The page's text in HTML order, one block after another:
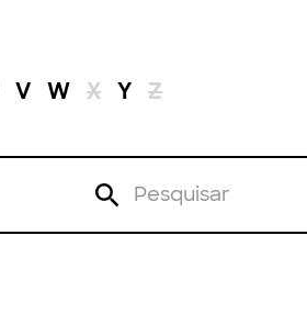
V W X Y Z